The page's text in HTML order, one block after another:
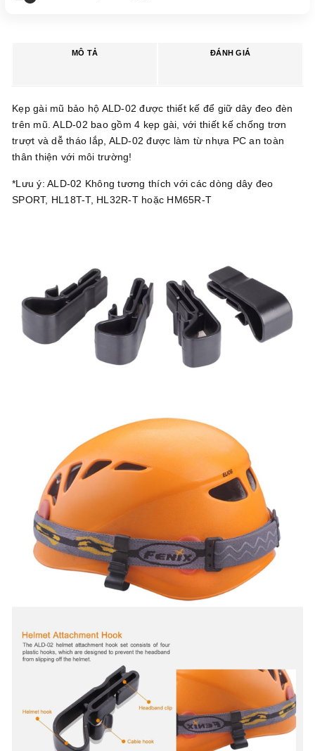
MÔ TẢ ĐÁNH GIÁ
Kẹp gài mũ bảo hộ ALD-02 được thiết kế để giữ dây đeo đèn
trên mũ. ALD-02 bao gồm 4 kẹp gài, với thiết kế chống trơn
trượt và dễ tháo lắp, ALD-02 được làm từ nhựa PC an toàn
thân thiện với môi trường!
*Lưu ý: ALD-02 Không tương thích với các dòng dây đeo
SPORT, HL18T-T, HL32R-T hoặc HM65R-T